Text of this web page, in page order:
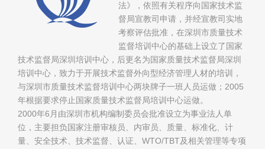
法》，依照有关程序向国家技术监
督局宣教司申请，并经宣教司实地
考察评估批准，在深圳市质量技术
监督培训中心的基础上设立了国家
技术监督局深圳培训中心，后更名为国家质量技术监督局深圳
培训中心，致力于开展技术监督外向型经济管理人材的培训，
与深圳市质量技术监督培训中心两块牌子一班人员运做；2005
年根据要求停止国家质量技术监督局培训中心运做。
2000年6月由深圳市机构编制委员会批准设立为事业法人单
位，主要担负国家注册审核员、内审员、质量、标准化、计
量、安全技术、技术监督、认证、WTO/TBT及相关管理等专项